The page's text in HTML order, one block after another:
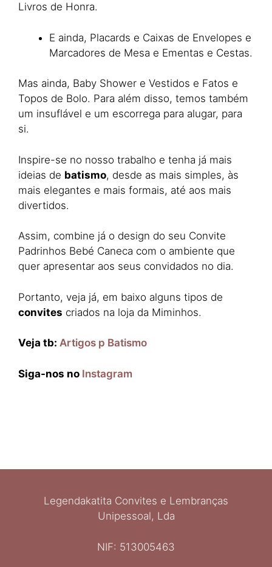
Livros de Honra.
E ainda, Placards e Caixas de Envelopes e
Marcadores de Mesa e Ementas e Cestas.
Mas ainda, Baby Shower e Vestidos e Fatos e
Topos de Bolo. Para além disso, temos também
um insuflável e um escorrega para alugar, para
si.
Inspire-se no nosso trabalho e tenha já mais
ideias de batismo, desde as mais simples, às
mais elegantes e mais formais, até aos mais
divertidos.
Assim, combine já o design do seu Convite
Padrinhos Bebé Caneca com o ambiente que
quer apresentar aos seus convidados no dia.
Portanto, veja já, em baixo alguns tipos de
convites criados na loja da Miminhos.​
Veja tb: Artigos p Batismo
Siga-nos no Instagram
Legendakatita Convites e Lembranças
Unipessoal, Lda
NIF: 513005463